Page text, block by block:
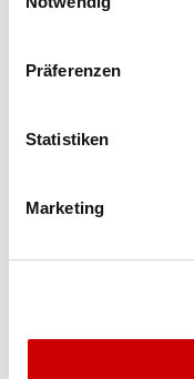
Präferenzen
Statistiken
Marketing